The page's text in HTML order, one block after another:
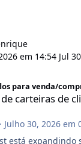
em 14:54 Jul
para venda/
carteiras de
· Julho 30, 2026 em
está expandindo